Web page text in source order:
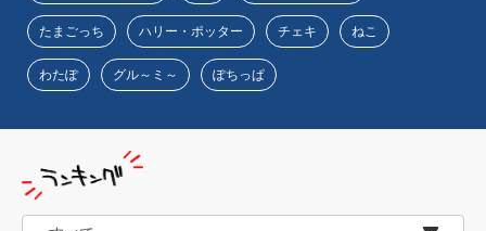
たまごっち ハリー・ポッター チェキ ねこ
わたぽ グル～ミ～ ぽちっぱ